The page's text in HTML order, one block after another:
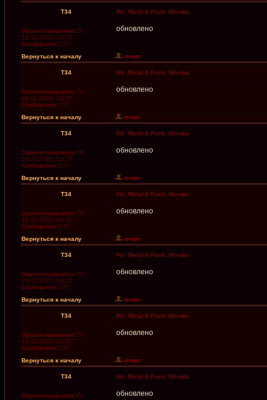
T34 Re: Metal & Punk, Москва
Зарегистрирован: Пт
19.11.2010, 13:27
Сообщения: 277
обновлено
Вернуться к началу
T34 Re: Metal & Punk, Москва
Зарегистрирован: Пт
19.11.2010, 13:27
Сообщения: 277
обновлено
Вернуться к началу
T34 Re: Metal & Punk, Москва
Зарегистрирован: Пт
19.11.2010, 13:27
Сообщения: 277
обновлено
Вернуться к началу
T34 Re: Metal & Punk, Москва
Зарегистрирован: Пт
19.11.2010, 13:27
Сообщения: 277
обновлено
Вернуться к началу
T34 Re: Metal & Punk, Москва
Зарегистрирован: Пт
19.11.2010, 13:27
Сообщения: 277
обновлено
Вернуться к началу
T34 Re: Metal & Punk, Москва
Зарегистрирован: Пт
19.11.2010, 13:27
Сообщения: 277
обновлено
Вернуться к началу
T34 Re: Metal & Punk, Москва
Зарегистрирован: Пт
обновлено